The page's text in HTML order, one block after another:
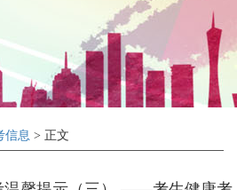
信息 > 正文